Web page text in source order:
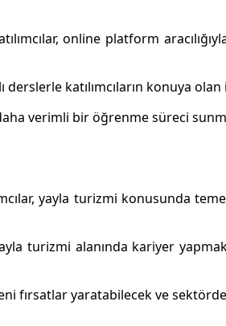
online platform
katılımcıların konuya
verimli bir öğrenme süreci
yayla turizmi konusunda
turizmi alanında kariyer
fırsatlar yaratabilecek ve